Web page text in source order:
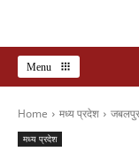
Menu
Home मध्य प्रदेश जबलपुर
मध्य प्रदेश